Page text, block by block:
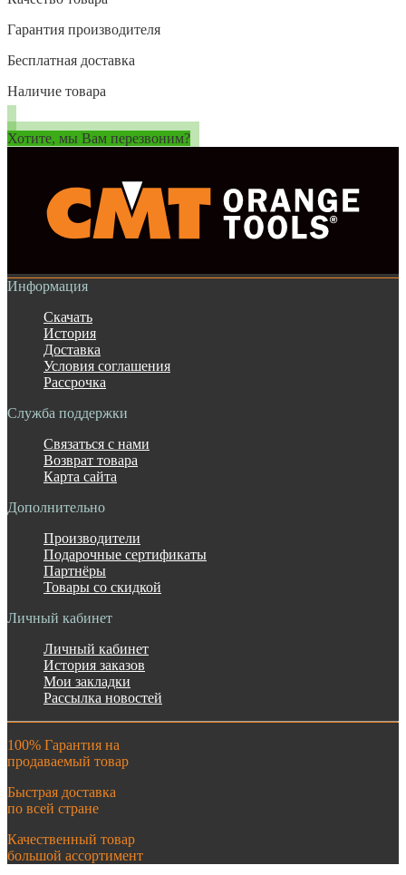
Гарантия производителя
Бесплатная доставка
Наличие товара
Хотите, мы Вам перезвоним?
Информация
Скачать
История
Доставка
Условия соглашения
Рассрочка
Служба поддержки
Связаться с нами
Возврат товара
Карта сайта
Дополнительно
Производители
Подарочные сертификаты
Партнёры
Товары со скидкой
Личный кабинет
Личный кабинет
История заказов
Мои закладки
Рассылка новостей
100% Гарантия на
продаваемый товар
Быстрая доставка
по всей стране
Качественный товар
большой ассортимент